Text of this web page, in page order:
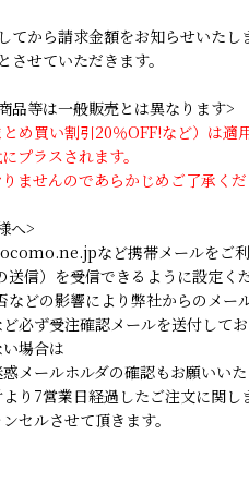
から請求金額をお知らせいたし
せていただきます。
品等は一般販売とは異なります>
め買い割引20％OFF!など）は適
プラスされます。
ませんのであらかじめご了承くだ
へ>
など携帯メールをご
信）を受信できるように設定くだ
どの影響により弊社からのメー
必ず受注確認メールを送付してお
場合は
メールホルダの確認もお願いいた
り7営業日経過したご注文に関し
セルさせて頂きます。